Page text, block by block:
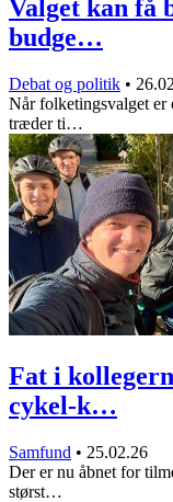
Valget kan få
budge…
Debat og politik •
Når folketingsvalget er
træder ti…
Fat i
cykel-k…
Samfund • 25.02.26
Der er nu åbnet for
størst…